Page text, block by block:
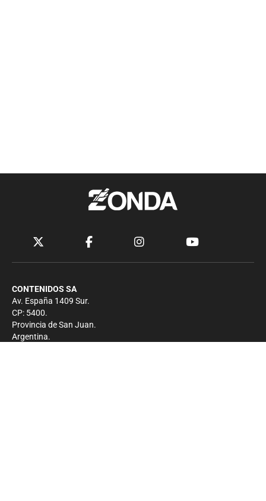
CONTENIDOS SA
Av. España 1409 Sur.
CP: 5400.
Provincia de San Juan.
Argentina.